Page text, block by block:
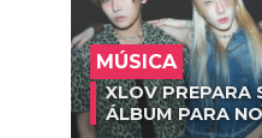
MÚSICA
XLOV PREPARA
ÁLBUM PARA